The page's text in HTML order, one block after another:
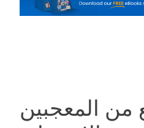
من المعجبين